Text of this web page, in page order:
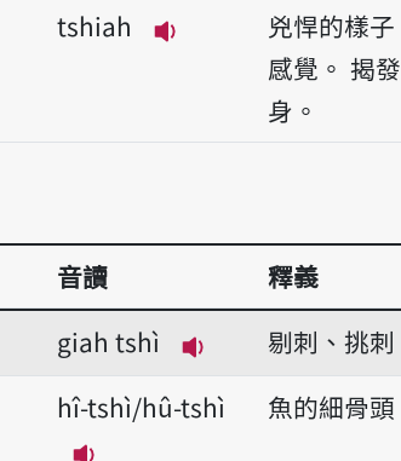
tshiah
播放音讀tshiah
兇悍的樣子
感覺。 揭
身。
音讀
釋義
giah tshì
播放音讀giah tshì
剔刺、挑
hî-tshì/hû-tshì 魚的細骨頭